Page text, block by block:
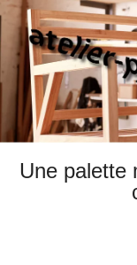
Une palette